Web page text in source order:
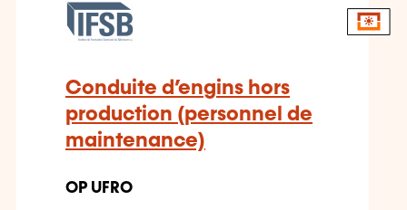
Conduite d’engins hors
production (personnel de
maintenance)
OP UFRO